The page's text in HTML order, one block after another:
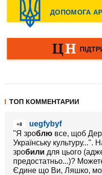
ТОП КОММЕНТАРИИ
+8
uegfybyf
"Я зроблю все, щоб
Українську
зробили для цього
предостатньо...)?
Єдине що Ви, Ляшко,